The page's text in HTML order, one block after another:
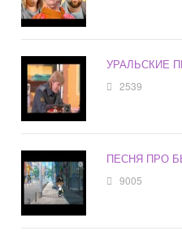
УРАЛЬСКИЕ
2539
ПЕСНЯ ПРО
9005